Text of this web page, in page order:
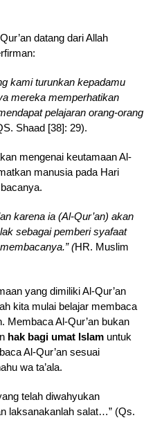
datang dari Allah
kami turunkan kepadamu
mereka memperhatikan
pelajaran orang-orang
Shaad [38]: 29).
mengenai keutamaan Al-
manusia pada Hari
karena ia (Al-Qur’an) akan
sebagai pemberi syafaat
(HR. Muslim
yang dimiliki Al-Qur’an
kita mulai belajar membaca
Membaca Al-Qur’an bukan
hak bagi umat Islamuntuk
Al-Qur’an sesuai
wa ta’ala.
telah diwahyukan
laksanakanlah salat…” (Qs.